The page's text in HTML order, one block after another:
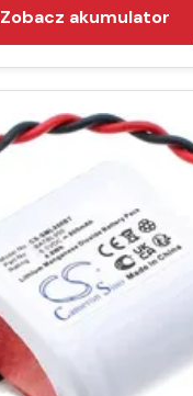
Zobacz akumulator